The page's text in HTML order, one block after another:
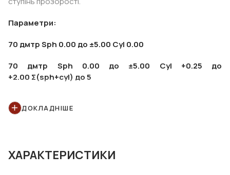
Параметри:
70 дмтр Sph 0.00 до ±5.00 Cyl 0.00
70 дмтр Sph 0.00 до ±5.00 Cyl +0.25 до
+2.00 Σ(sph+cyl) до 5
ДОКЛАДНІШЕ
ХАРАКТЕРИСТИКИ